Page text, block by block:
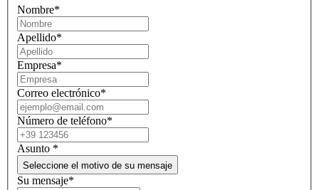
Nombre*
Apellido*
Empresa*
Correo electrónico*
Número de teléfono*
Asunto *
Seleccione el motivo de su mensaje
Su mensaje*